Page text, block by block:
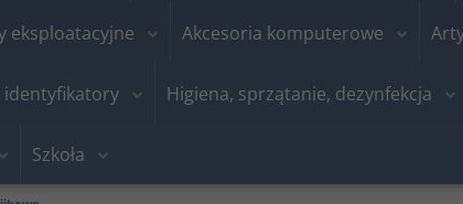
eksploatacyjne Akcesoria komputerowe
identyfikatory Higiena, sprzątanie, dezynfekcja
Szkoła